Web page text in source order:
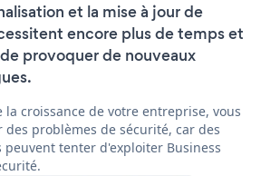
et la mise à jour de
encore plus de temps et
provoquer de nouveaux
croissance de votre entreprise, vous
problèmes de sécurité, car des
tenter d'exploiter Business